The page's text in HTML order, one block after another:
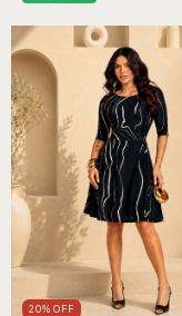
20% OFF